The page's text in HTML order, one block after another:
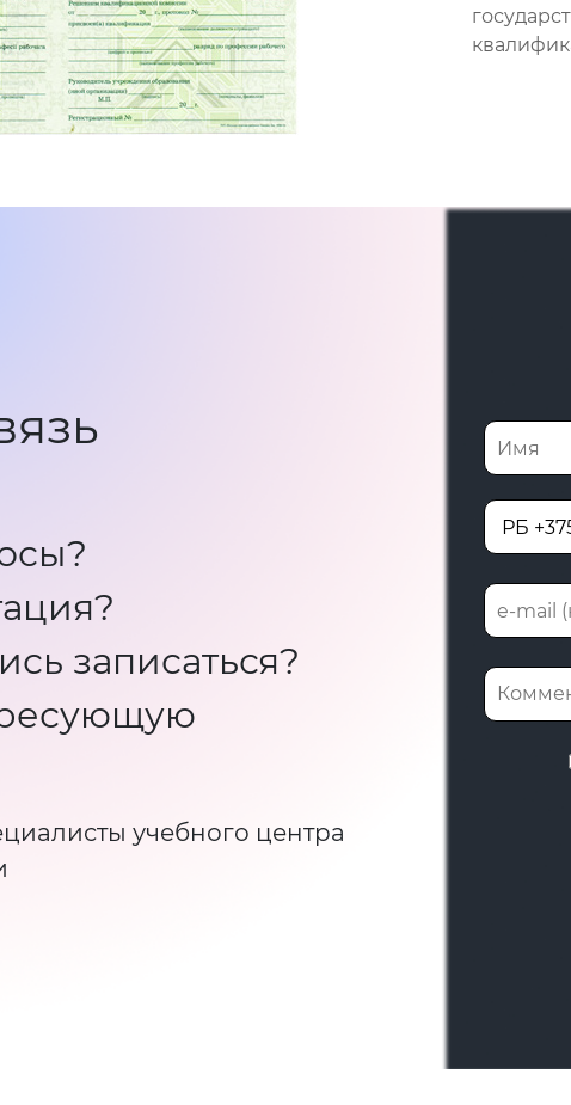
записаться?
учебного центра